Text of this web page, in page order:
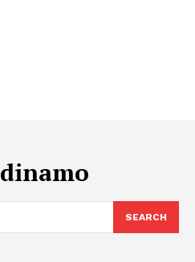
dinamo
SEARCH